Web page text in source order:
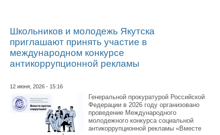
Школьников и молодежь Якутска
приглашают принять участие в
международном конкурсе
антикоррупционной рекламы
12 июня, 2026 - 15:16
Генеральной прокуратурой Российской
Федерации в 2026 году организовано
проведение Международного
молодежного конкурса социальной
антикоррупционной рекламы «Вместе